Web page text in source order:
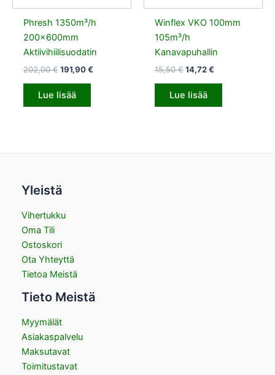
Phresh 1350m³/h
200x600mm
Aktiivihiilisuodatin
202,00€ 191,90€
Lue lisää
Winflex VKO 100mm
105m³/h
Kanavapuhallin
15,50€ 14,72€
Lue lisää
Yleistä
Vihertukku
Oma Tili
Ostoskori
Ota Yhteyttä
Tietoa Meistä
Tieto Meistä
Myymälät
Asiakaspalvelu
Maksutavat
Toimitustavat